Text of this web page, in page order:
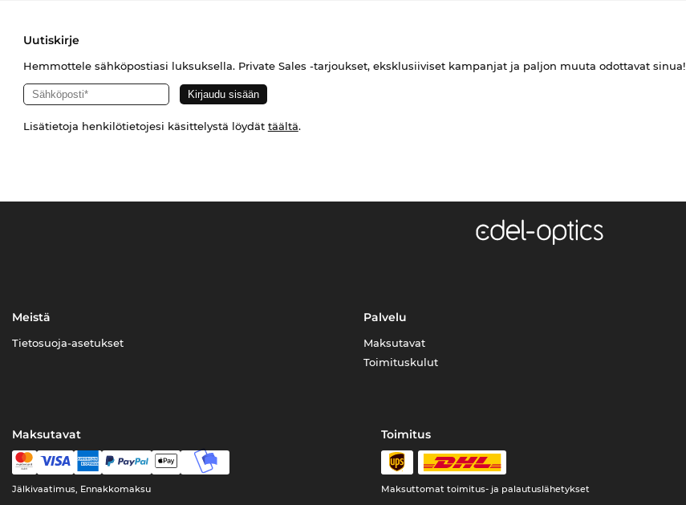
Uutiskirje
Hemmottele sähköpostiasi luksuksella. Private Sales -tarjoukset, eksklusiiviset kampanjat ja paljon muuta odottavat sinua!
Lisätietoja henkilötietojesi käsittelystä löydät täältä.
Meistä
Tietosuoja-asetukset
Palvelu
Maksutavat
Toimituskulut
Maksutavat
Jälkivaatimus, Ennakkomaksu
Toimitus
Maksuttomat toimitus- ja palautuslähetykset